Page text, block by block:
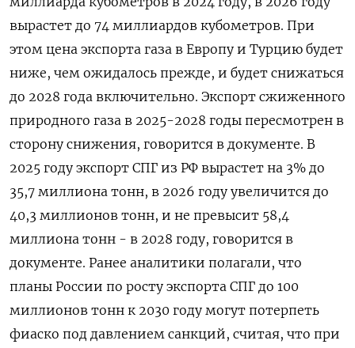
вырастет до 74 миллиардов кубометров. При
этом цена экспорта газа в Европу и Турцию будет
ниже, чем ожидалось прежде, и будет снижаться
до 2028 года включительно. Экспорт сжиженного
природного газа в 2025-2028 годы пересмотрен в
сторону снижения, говорится в документе. В
2025 году экспорт СПГ из РФ вырастет на 3% до
35,7 миллиона тонн, в 2026 году увеличится до
40,3 миллионов тонн, и не превысит 58,4
миллиона тонн - в 2028 году, говорится в
документе. Ранее аналитики полагали, что
планы России по росту экспорта СПГ до 100
миллионов тонн к 2030 году могут потерпеть
фиаско под давлением санкций, считая, что при